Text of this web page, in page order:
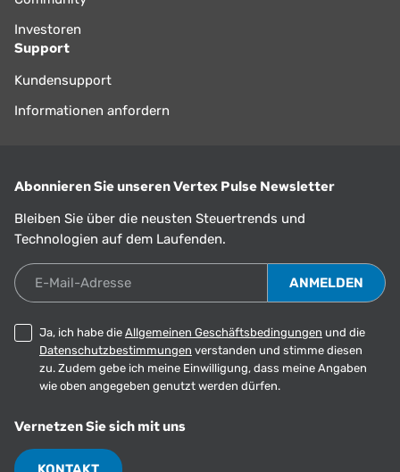
Investoren
Support
Kundensupport
Informationen anfordern
Abonnieren Sie unseren Vertex Pulse Newsletter
Bleiben Sie über die neusten Steuertrends und
Technologien auf dem Laufenden.
E-Mail-Adresse
Ja, ich habe die Allgemeinen Geschäftsbedingungen und die
Datenschutzbestimmungen verstanden und stimme diesen
zu. Zudem gebe ich meine Einwilligung, dass meine Angaben
wie oben angegeben genutzt werden dürfen.
Vernetzen Sie sich mit uns